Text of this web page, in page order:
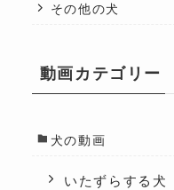
その他の犬
動画カテゴリー
犬の動画
いたずらする犬